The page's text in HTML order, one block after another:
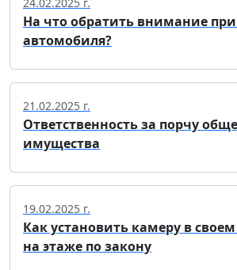
На что обратить внимание
автомобиля?
21.02.2025 г.
Ответственность за порчу
имущества
19.02.2025 г.
Как установить камеру в
на этаже по закону